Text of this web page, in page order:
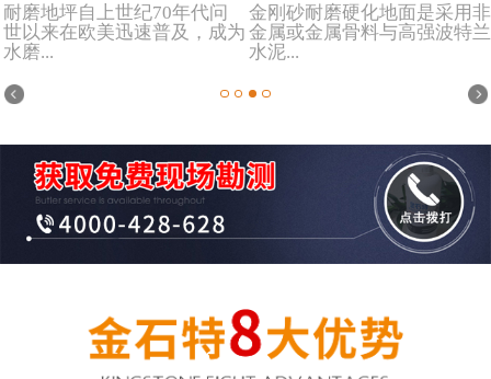
耐磨地坪自上世纪70年代问
世以来在欧美迅速普及，成为
水磨...
金刚砂耐磨硬化地面是采用非
金属或金属骨料与高强波特兰
水泥...